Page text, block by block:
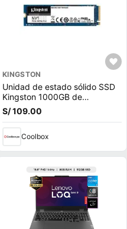
KINGSTON
Unidad de estado sólido SSD
Kingston 1000GB de
capacidad, M.2, NVMe, PCIe
3.0
S/ 109.00
Coolbox